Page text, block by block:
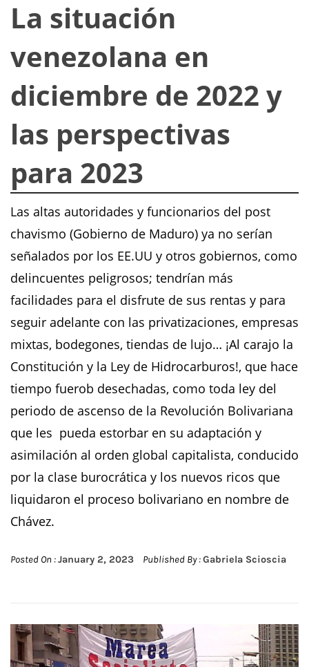
La situación
venezolana en
diciembre de 2022 y
las perspectivas
para 2023
Las altas autoridades y funcionarios del post
chavismo (Gobierno de Maduro) ya no serían
señalados por los EE.UU y otros gobiernos, como
delincuentes peligrosos; tendrían más
facilidades para el disfrute de sus rentas y para
seguir adelante con las privatizaciones, empresas
mixtas, bodegones, tiendas de lujo… ¡Al carajo la
Constitución y la Ley de Hidrocarburos!, que hace
tiempo fuerob desechadas, como toda ley del
periodo de ascenso de la Revolución Bolivariana
que les pueda estorbar en su adaptación y
asimilación al orden global capitalista, conducido
por la clase burocrática y los nuevos ricos que
liquidaron el proceso bolivariano en nombre de
Chávez.
Posted On :January 2, 2023 Published By :Gabriela Scioscia